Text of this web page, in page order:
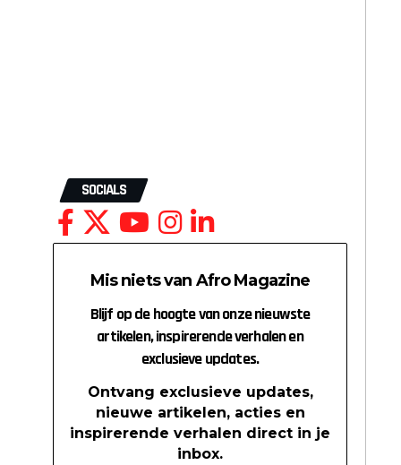
SOCIALS
Mis niets van Afro Magazine
Blijf op de hoogte van onze nieuwste
artikelen, inspirerende verhalen en
exclusieve updates.
Ontvang exclusieve updates,
nieuwe artikelen, acties en
inspirerende verhalen direct in je
inbox.